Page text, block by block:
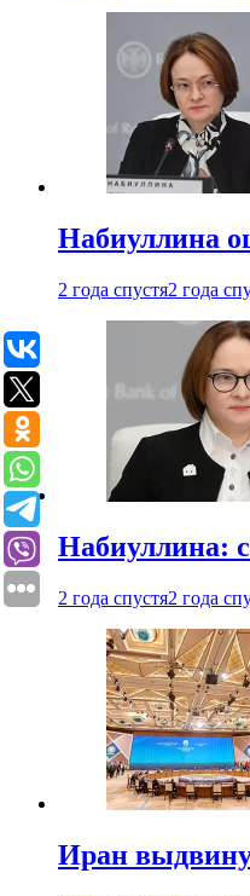
Набиуллина
2 года спустя2 года
Набиуллина:
2 года спустя2 года
Иран